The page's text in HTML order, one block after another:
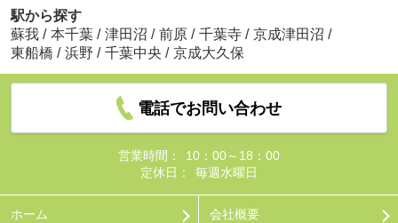
駅から探す
蘇我 / 本千葉 / 津田沼 / 前原 / 千葉寺 / 京成津田沼 /
東船橋 / 浜野 / 千葉中央 / 京成大久保
電話でお問い合わせ
営業時間：
10：00～18：00
定休日：
毎週水曜日
ホーム 会社概要